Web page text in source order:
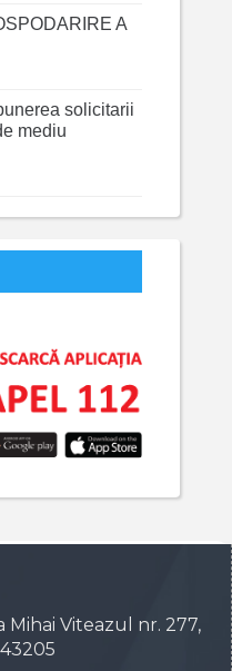
A
solicitarii
mediu
Mihai Viteazul nr. 277,